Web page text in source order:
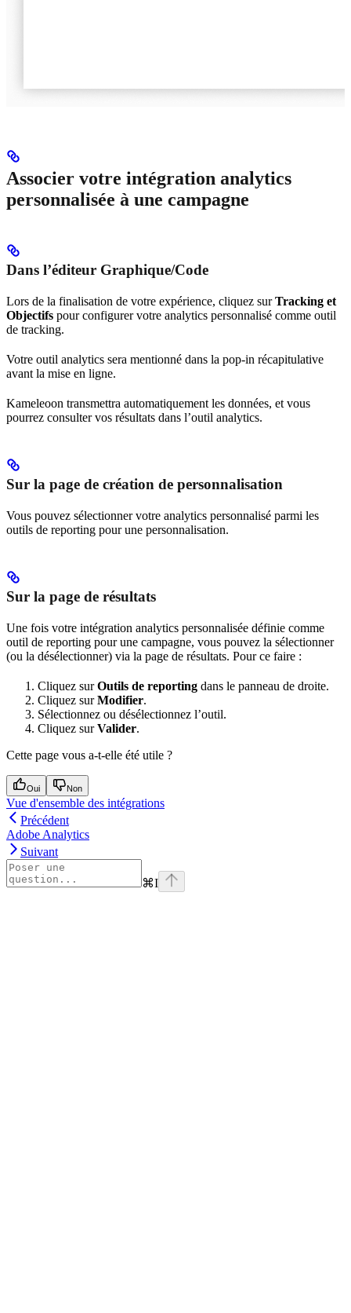
Associer votre intégration analytics
personnalisée à une campagne
Dans l’éditeur Graphique/Code
Lors de la finalisation de votre expérience, cliquez surTracking et
Objectifs pour configurer votre analytics personnalisé comme outil
de tracking.
Votre outil analytics sera mentionné dans la pop-in récapitulative
avant la mise en ligne.
Kameleoon transmettra automatiquement les données, et vous
pourrez consulter vos résultats dans l’outil analytics.
Sur la page de création de personnalisation
Vous pouvez sélectionner votre analytics personnalisé parmi les
outils de reporting pour une personnalisation.
Sur la page de résultats
Une fois votre intégration analytics personnalisée définie comme
outil de reporting pour une campagne, vous pouvez la sélectionner
(ou la désélectionner) via la page de résultats. Pour ce faire :
Cliquez surOutils de reporting dans le panneau de droite.
Cliquez surModifier.
Sélectionnez ou désélectionnez l’outil.
Cliquez surValider.
Cette page vous a-t-elle été utile ?
Oui Non
Vue d'ensemble des intégrations
Précédent
Adobe Analytics
Suivant
⌘I